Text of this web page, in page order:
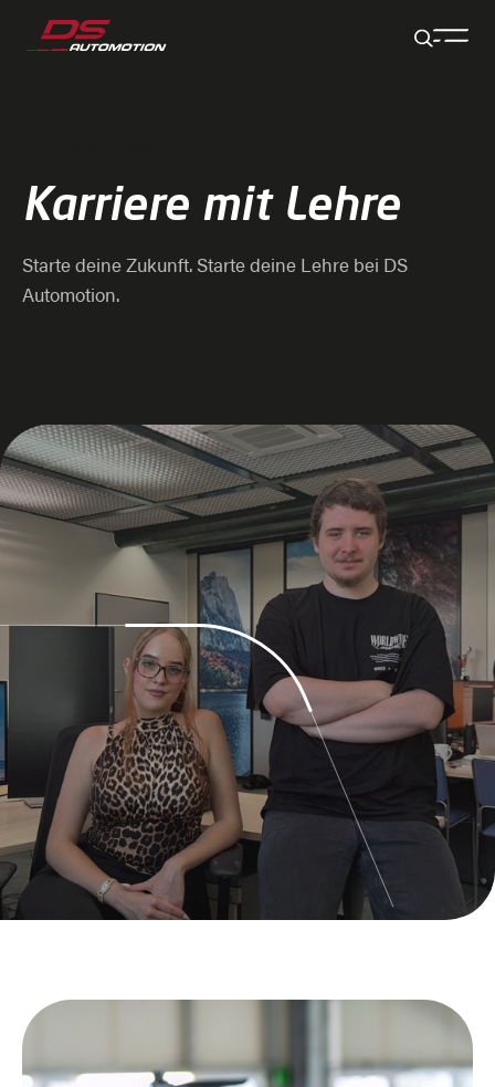
Zum Hauptinhalt springen
Zum Footer springen
Zum Ende der Navigation springen
Zum Beginn der Navigation springen
Karriere mit Lehre
Starte deine Zukunft. Starte deine Lehre bei DS
Automotion.